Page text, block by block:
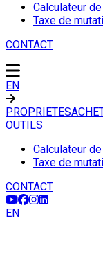
Calculateur
Taxe de
CONTACT
EN
PROPRIETES
OUTILS
Calculateur
Taxe de
CONTACT
EN